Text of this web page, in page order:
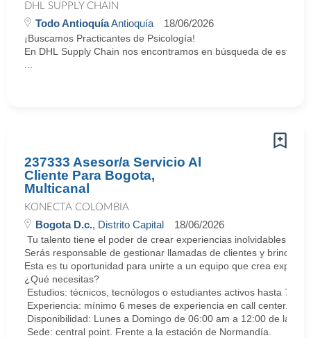
DHL SUPPLY CHAIN
Todo AntioquíaAntioquía 18/06/2026
¡Buscamos Practicantes de Psicología!
En DHL Supply Chain nos encontramos en búsqueda de
237333 Asesor/a Servicio Al
Cliente Para Bogota,
Multicanal
KONECTA COLOMBIA
Bogota D.c., Distrito Capital 18/06/2026
Tu talento tiene el poder de crear experiencias inolvidables.
Serás responsable de gestionar llamadas de clientes y brindar
Esta es tu oportunidad para unirte a un equipo que crea
¿Qué necesitas?
Estudios: técnicos, tecnólogos o estudiantes activos hasta 7
Experiencia: mínimo 6 meses de experiencia en call center.
Disponibilidad: Lunes a Domingo de 06:00 am a 12:00 de la
Sede: central point. Frente a la estación de Normandía.